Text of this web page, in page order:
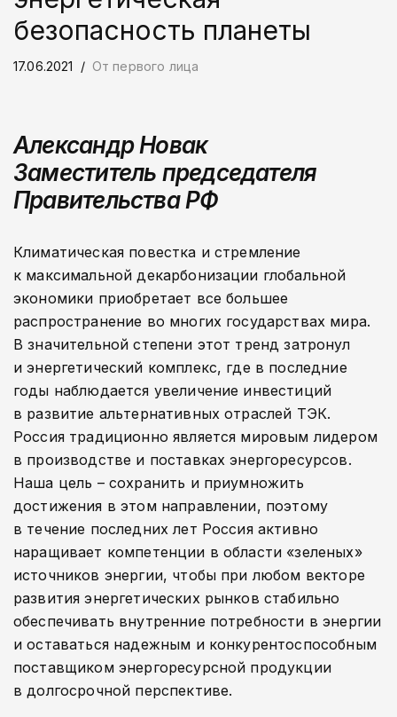
безопасность планеты
17.06.2021 От первого лица
Александр Новак
Заместитель председателя
Правительства РФ
Климатическая повестка и стремление
к максимальной декарбонизации глобальной
экономики приобретает все большее
распространение во многих государствах мира.
В значительной степени этот тренд затронул
и энергетический комплекс, где в последние
годы наблюдается увеличение инвестиций
в развитие альтернативных отраслей ТЭК.
Россия традиционно является мировым лидером
в производстве и поставках энергоресурсов.
Наша цель – сохранить и приумножить
достижения в этом направлении, поэтому
в течение последних лет Россия активно
наращивает компетенции в области «зеленых»
источников энергии, чтобы при любом векторе
развития энергетических рынков стабильно
обеспечивать внутренние потребности в энергии
и оставаться надежным и конкурентоспособным
поставщиком энергоресурсной продукции
в долгосрочной перспективе.